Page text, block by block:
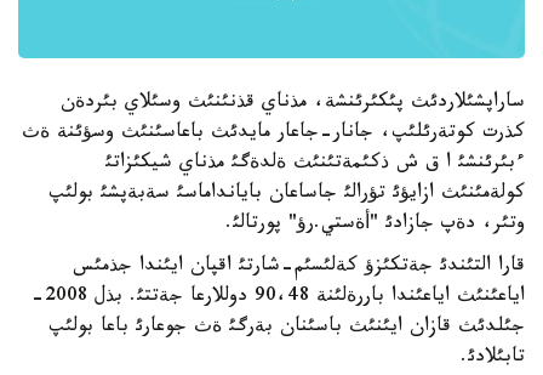
ساراپشئلاردئث پئكئرئنشة، مذناي قذنئنئث وسئلاي بئردةن
كذرت كوتةرئلئپ، جانار-جاعار مايدئث باعاسئنئث وسؤئنة ةث
ءبئرئنشئ ا ق ش ذكئمةتئنئث ةلدةگئ مذناي شيكئزاتئ
كولةمئنئث ازايؤئ تؤرالئ جاساعان بايانداماسئ سةبةپشئ بولئپ
وتئر، دةپ جازادئ "أةستي.رؤ" پورتالئ.
قارا التئندئ جةتكئزؤ كةلئسئم-شارتئ اقپان ايئندا جذمئس
اياعئنئث اياعئندا باررةلئنة 90،48 دوللارعا جةتتئ. بذل 2008-
جئلدئث قازان ايئنئث باسئنان بةرگئ ةث جوعارئ باعا بولئپ
تابئلادئ.